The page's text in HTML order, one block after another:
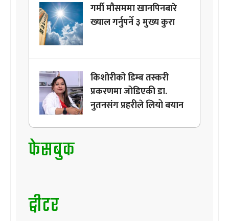
गर्मी मौसममा खानपिनबारे
ख्याल गर्नुपर्ने ३ मुख्य कुरा
किशोरीको डिम्ब तस्करी
प्रकरणमा जोडिएकी डा.
नुतनसंग प्रहरीले लियो बयान
फेसबुक
ट्वीटर